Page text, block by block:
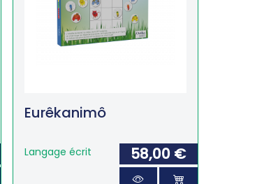
Eurêkanimô
Langage écrit 58,00 €